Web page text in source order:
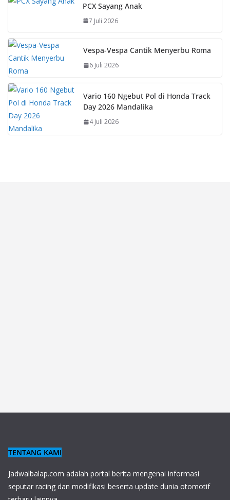
PCX Sayang Anak
7 Juli 2026
Vespa-Vespa Cantik Menyerbu Roma
6 Juli 2026
Vario 160 Ngebut Pol di Honda Track
Day 2026 Mandalika
4 Juli 2026
TENTANG KAMI
Jadwalbalap.com adalah portal berita mengenai informasi
seputar racing dan modifikasi beserta update dunia otomotif